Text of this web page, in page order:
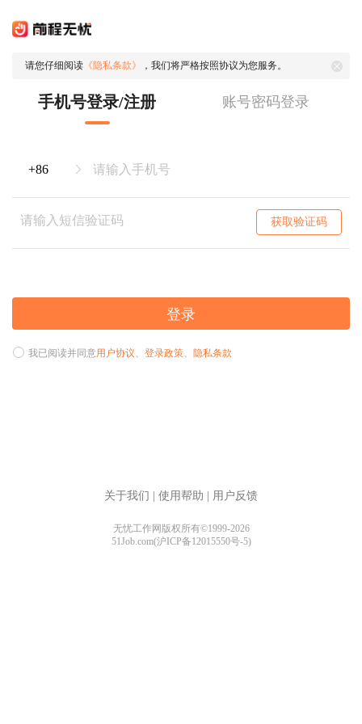
请您仔细阅读 《隐私条款》 ，我们将严格按照协议为您服务。
手机号登录/注册 账号密码登录
获取验证码
登录
我已阅读并同意用户协议、 登录政策、 隐私条款
关于我们 使用帮助 用户反馈
无忧工作网版权所有©1999-2026
51Job.com(沪ICP备12015550号-5)